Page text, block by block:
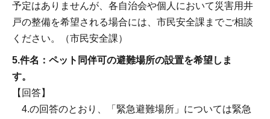
予定はありませんが、各自治会や個人において災害用井
戸の整備を希望される場合には、市民安全課までご相談
ください。（市民安全課）
5.件名：ペット同伴可の避難場所の設置を希望しま
す。
【回答】
4.の回答のとおり、「緊急避難場所」については緊急